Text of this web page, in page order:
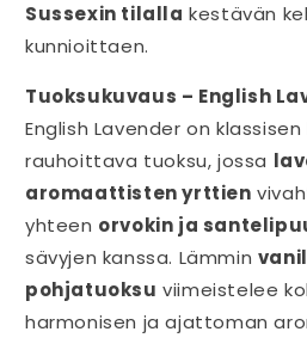
Sussexin tilalla kestävän
kunnioittaen.
Tuoksukuvaus – English
English Lavender on
rauhoittava tuoksu, jossa
aromaattisten yrttien
yhteen orvokin ja
sävyjen kanssa. Lämmin
pohjatuoksu viimeistelee
harmonisen ja ajattoman